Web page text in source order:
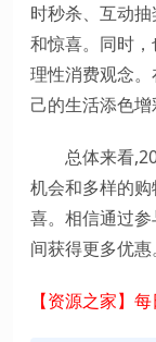
时秒杀、互动
和惊喜。同时
理性消费观念
己的生活添色增
总体来看
机会和多样的
喜。相信通过
间获得更多优惠。
【资源之家】